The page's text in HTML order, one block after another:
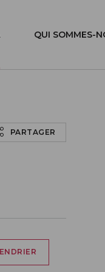
QUI SOMMES-
PARTAGER